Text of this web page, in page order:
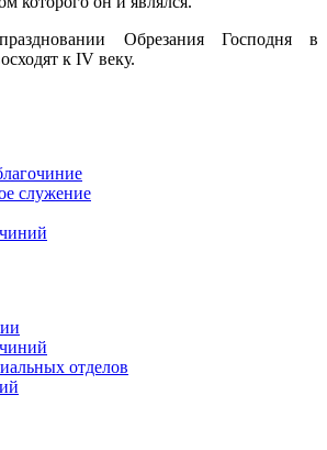
Обрезания Господня в
к IV веку.
служение
отделов